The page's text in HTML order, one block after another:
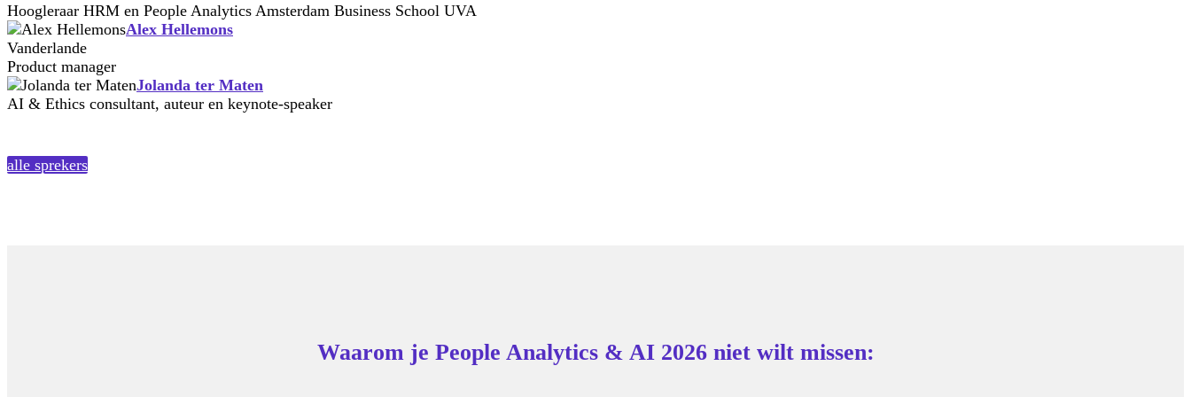
Hoogleraar HRM en People Analytics Amsterdam Business School UVA
Alex Hellemons
Vanderlande
Product manager
Jolanda ter Maten
AI & Ethics consultant, auteur en keynote-speaker
alle sprekers
Waarom je People Analytics & AI 2026 niet wilt missen: